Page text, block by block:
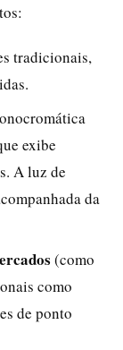
tradicionais,
exibe
A luz de
da
(como
como
de ponto